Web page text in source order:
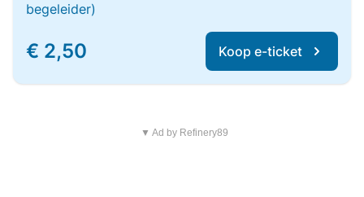
begeleider)
€ 2,50 Koop e-ticket
▼ Ad by Refinery89